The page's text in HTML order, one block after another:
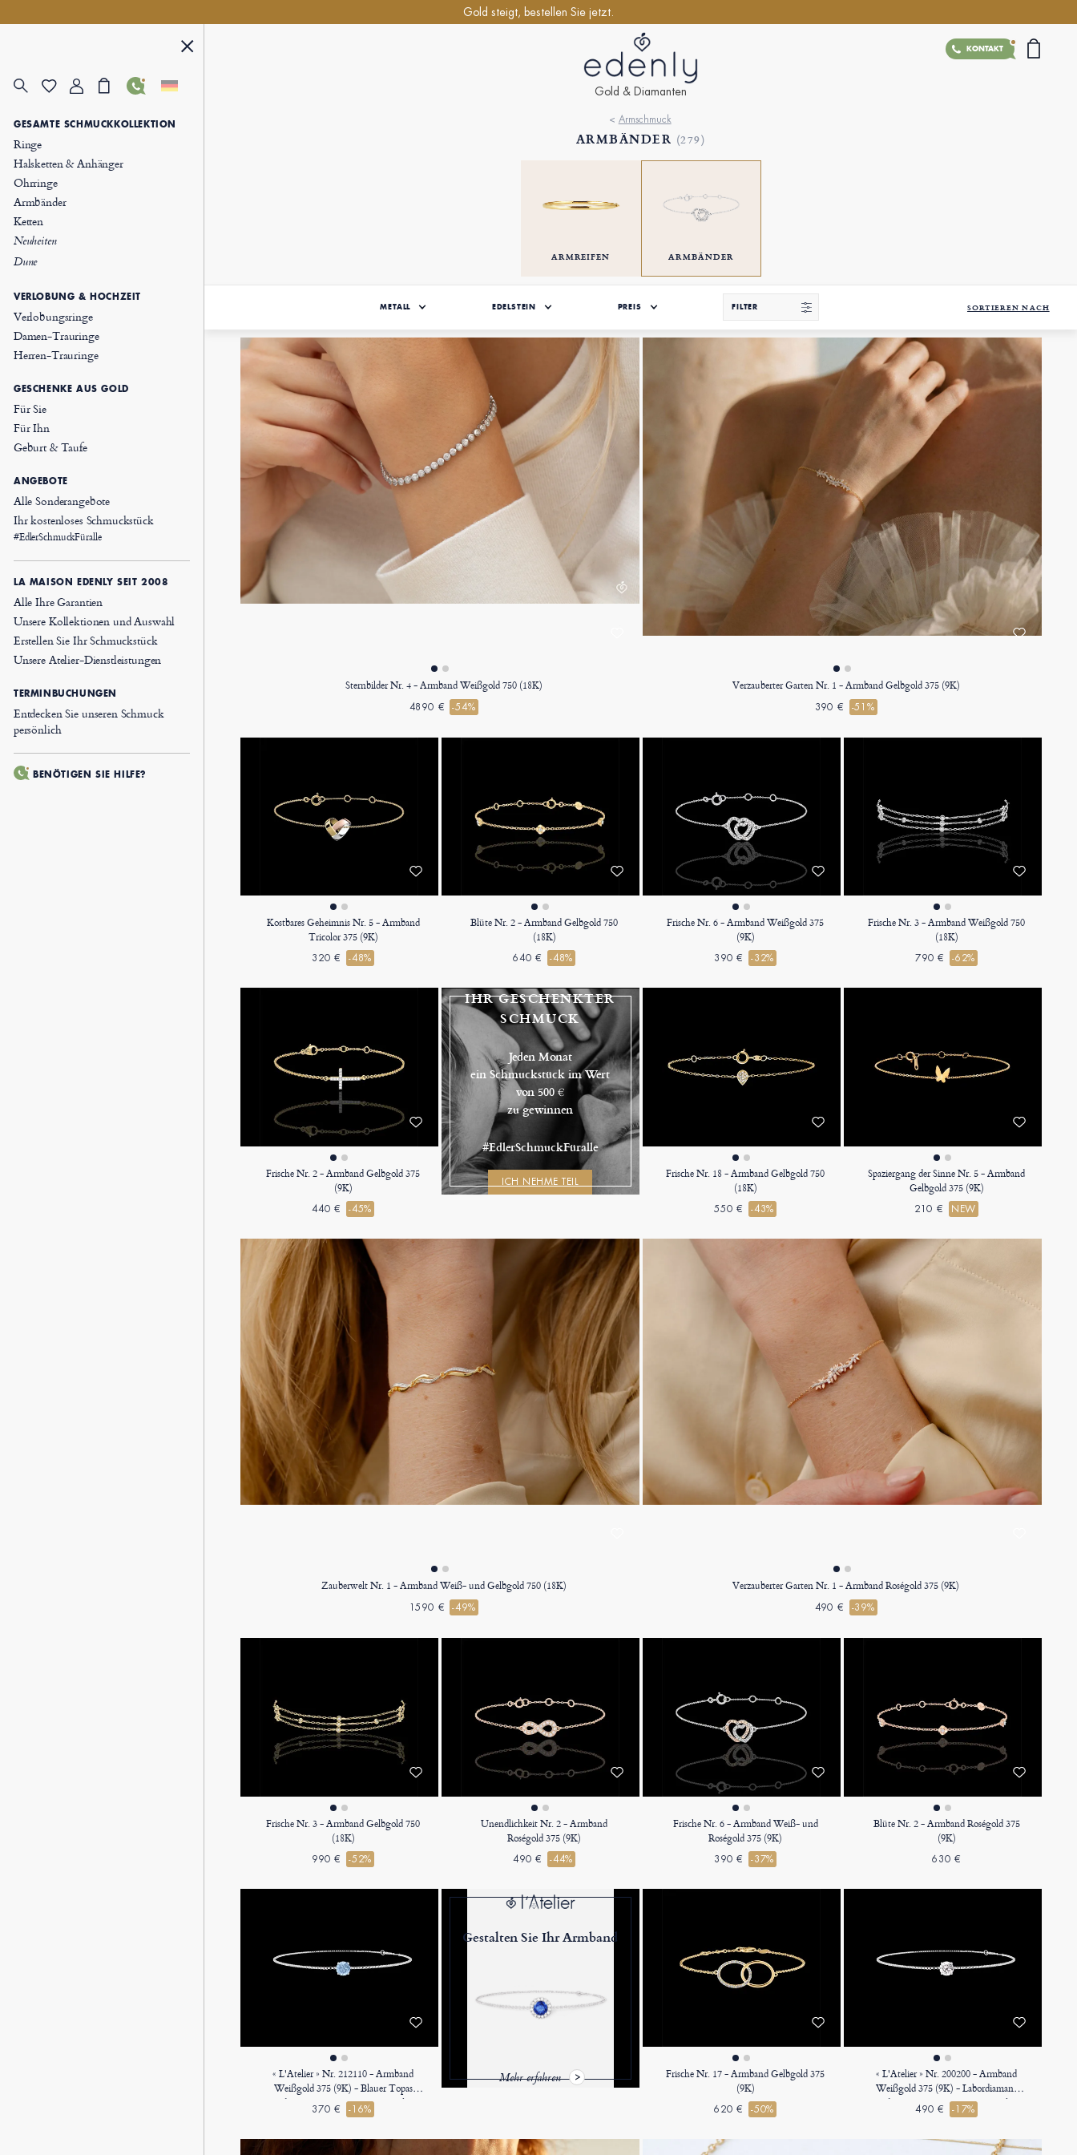
GESAMTE SCHMUCKKOLLEKTION
Ringe
Halsketten & Anhänger
Ohrringe
Armbänder
Ketten
Neuheiten
Dune
VERLOBUNG & HOCHZEIT
Verlobungsringe
Damen-Trauringe
Herren-Trauringe
GESCHENKE AUS GOLD
Für Sie
Für Ihn
Geburt & Taufe
ANGEBOTE
Alle Sonderangebote
Ihr kostenloses Schmuckstück
#EdlerSchmuckFüralle
LA MAISON EDENLY SEIT 2008
Alle Ihre Garantien
Unsere Kollektionen und Auswahl
Erstellen Sie Ihr Schmuckstück
Unsere Atelier-Dienstleistungen
TERMINBUCHUNGEN
Entdecken Sie unseren Schmuck
persönlich
BENÖTIGEN SIE HILFE?
Gold steigt, bestellen Sie jetzt.
KONTAKT
Gold & Diamanten
< Armschmuck
ARMBÄNDER (279)
ARMREIFEN ARMBÄNDER
METALL EDELSTEIN PREIS FILTER SORTIEREN NACH
Sternbilder Nr. 4 - Armband Weißgold 750 (18K)
4890 € -54%
Verzauberter Garten Nr. 1 - Armband Gelbgold 375 (9K)
390 € -51%
Kostbares Geheimnis Nr. 5 - Armband
Tricolor 375 (9K)
320 € -48%
Blüte Nr. 2 - Armband Gelbgold 750
(18K)
640 € -48%
Frische Nr. 6 - Armband Weißgold 375
(9K)
390 € -32%
Frische Nr. 3 - Armband Weißgold 750
(18K)
790 € -62%
Frische Nr. 2 - Armband Gelbgold 375
(9K)
440 € -45%
IHR GESCHENKTER
SCHMUCK
Jeden Monat
ein Schmuckstück im Wert
von 500 €
zu gewinnen
#EdlerSchmuckFüralle
ICH NEHME TEIL
Frische Nr. 18 - Armband Gelbgold 750
(18K)
550 € -43%
Spaziergang der Sinne Nr. 5 - Armband
Gelbgold 375 (9K)
210 € NEW
Zauberwelt Nr. 1 - Armband Weiß- und Gelbgold 750 (18K)
1590 € -49%
Verzauberter Garten Nr. 1 - Armband Roségold 375 (9K)
490 € -39%
Frische Nr. 3 - Armband Gelbgold 750
(18K)
990 € -52%
Unendlichkeit Nr. 2 - Armband
Roségold 375 (9K)
490 € -44%
Frische Nr. 6 - Armband Weiß- und
Roségold 375 (9K)
390 € -37%
Blüte Nr. 2 - Armband Roségold 375
(9K)
630 €
« L'Atelier » Nr. 212110 - Armband
Weißgold 375 (9K) - Blauer Topas
Rund 0.3 Karat - Kette Venezianerkette
370 € -16%
Gestalten Sie Ihr Armband
Mehr erfahren
Frische Nr. 17 - Armband Gelbgold 375
(9K)
620 € -50%
« L'Atelier » Nr. 200200 - Armband
Weißgold 375 (9K) - Labordiamant
Rund 0.3 Karat - Kette Venezianerkette
490 € -17%